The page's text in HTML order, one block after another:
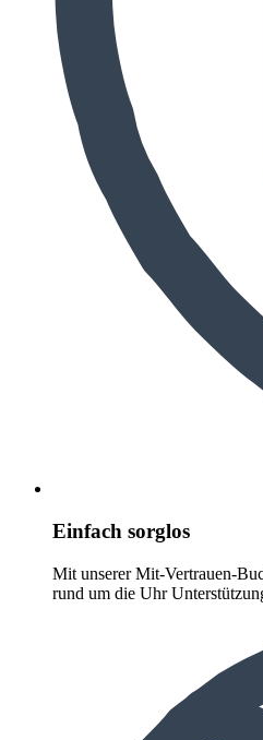
Einfach sorglos
Mit unserer Mit-Vertrauen-
rund um die Uhr